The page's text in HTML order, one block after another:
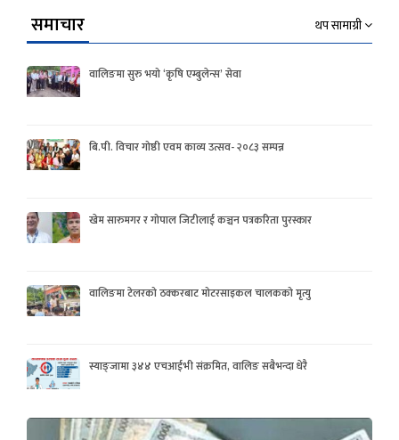
समाचार थप सामाग्री
वालिङमा सुरु भयो ‘कृषि एम्बुलेन्स’ सेवा
बि.पी. विचार गोष्ठी एवम काव्य उत्सव- २०८३ सम्पन्न
खेम सारुमगर र गोपाल जिटीलाई कञ्चन पत्रकरिता पुरस्कार
वालिङमा टेलरको ठक्करबाट मोटरसाइकल चालकको मृत्यु
स्याङ्जामा ३४४ एचआईभी संक्रमित, वालिङ सबैभन्दा धेरै